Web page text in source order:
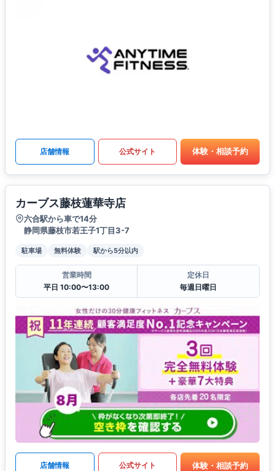
店舗情報 公式サイト 体験・相談予約
カーブス藤枝蓮華寺店
六合駅から車で14分
静岡県藤枝市若王子1丁目3-7
駐車場 無料体験 駅から5分以内
営業時間
平日 10:00〜13:00
定休日
毎週日曜日
店舗情報 公式サイト 体験・相談予約